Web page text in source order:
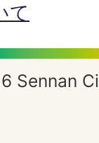
て
Sennan